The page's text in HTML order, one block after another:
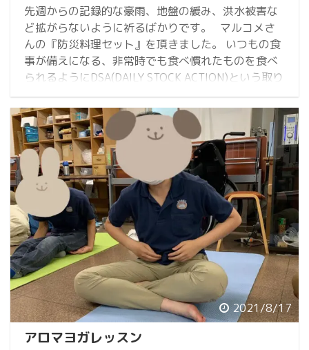
先週からの記録的な豪雨、地盤の緩み、洪水被害な
ど拡がらないように祈るばかりです。 マルコメさ
んの『防災料理セット』を頂きました。 いつもの食
事が備えになる、非常時でも食べ慣れたものを食べ
られるようにDSA(DAILY STOCK ACTION)という取り
組み
防災食楽しくおいしく取り組んでみようと
思います。 ありがたいきっかけになりました。 あり
がとうございます。
2021/8/17
アロマヨガレッスン